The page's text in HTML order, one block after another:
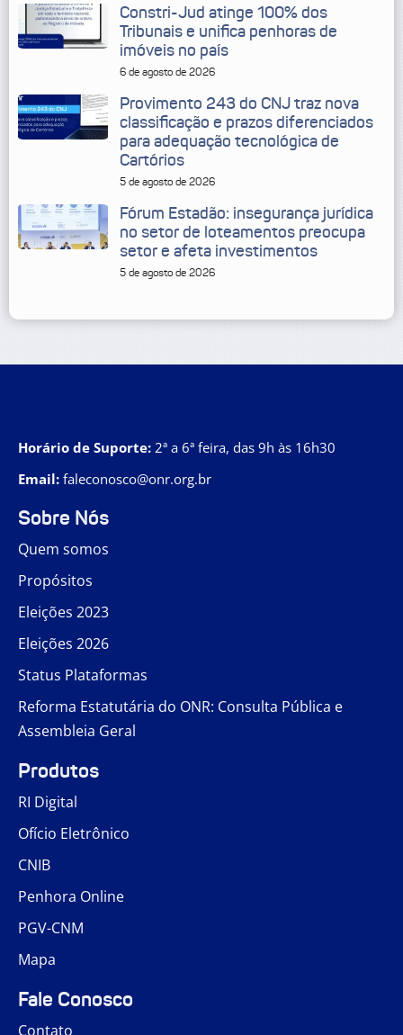
Constri-Jud atinge 100% dos
Tribunais e unifica penhoras de
imóveis no país
6 de agosto de 2026
Provimento 243 do CNJ traz nova
classificação e prazos diferenciados
para adequação tecnológica de
Cartórios
5 de agosto de 2026
Fórum Estadão: insegurança jurídica
no setor de loteamentos preocupa
setor e afeta investimentos
5 de agosto de 2026
Horário de Suporte: 2ª a 6ª feira, das 9h às 16h30
Email: faleconosco@onr.org.br
Sobre Nós
Quem somos
Propósitos
Eleições 2023
Eleições 2026
Status Plataformas
Reforma Estatutária do ONR: Consulta Pública e
Assembleia Geral
Produtos
RI Digital
Ofício Eletrônico
CNIB
Penhora Online
PGV-CNM
Mapa
Fale Conosco
Contato